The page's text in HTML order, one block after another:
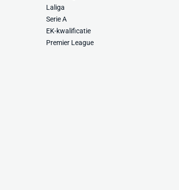
Laliga
Serie A
EK-kwalificatie
Premier League